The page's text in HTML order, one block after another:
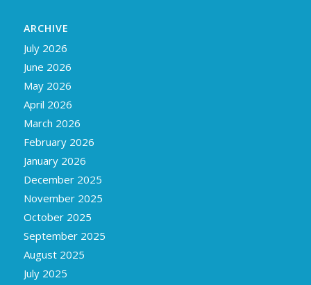
ARCHIVE
July 2026
June 2026
May 2026
April 2026
March 2026
February 2026
January 2026
December 2025
November 2025
October 2025
September 2025
August 2025
July 2025